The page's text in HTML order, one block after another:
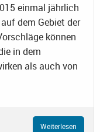
einmal jährlich
dem Gebiet der
können
in dem
als auch von
Weiterlesen